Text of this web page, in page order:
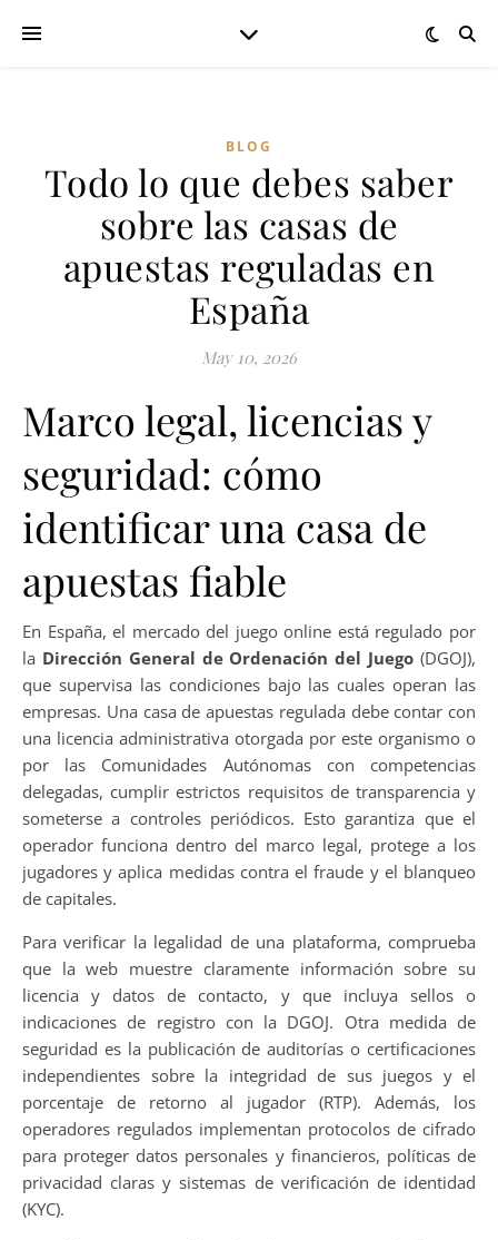
BLOG
Todo lo que debes saber
sobre las casas de
apuestas reguladas en
España
May 10, 2026
Marco legal, licencias y
seguridad: cómo
identificar una casa de
apuestas fiable
En España, el mercado del juego online está regulado por
la Dirección General de Ordenación del Juego (DGOJ),
que supervisa las condiciones bajo las cuales operan las
empresas. Una casa de apuestas regulada debe contar con
una licencia administrativa otorgada por este organismo o
por las Comunidades Autónomas con competencias
delegadas, cumplir estrictos requisitos de transparencia y
someterse a controles periódicos. Esto garantiza que el
operador funciona dentro del marco legal, protege a los
jugadores y aplica medidas contra el fraude y el blanqueo
de capitales.
Para verificar la legalidad de una plataforma, comprueba
que la web muestre claramente información sobre su
licencia y datos de contacto, y que incluya sellos o
indicaciones de registro con la DGOJ. Otra medida de
seguridad es la publicación de auditorías o certificaciones
independientes sobre la integridad de sus juegos y el
porcentaje de retorno al jugador (RTP). Además, los
operadores regulados implementan protocolos de cifrado
para proteger datos personales y financieros, políticas de
privacidad claras y sistemas de verificación de identidad
(KYC).